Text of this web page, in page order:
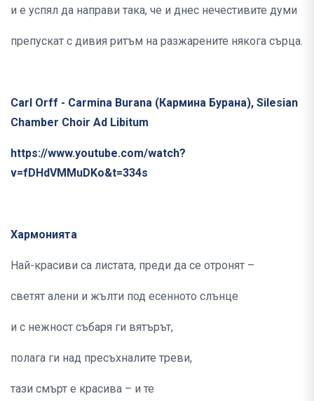
и е успял да направи така, че и днес нечестивите думи
препускат с дивия ритъм на разжарените някога сърца.
Carl Orff - Carmina Burana (Кармина Бурана), Silesian
Chamber Choir Ad Libitum
https://www.youtube.com/watch?
v=fDHdVMMuDKo&t=334s
Хармонията
Най-красиви са листата, преди да се отронят –
светят алени и жълти под есенното слънце
и с нежност събаря ги вятърът,
полага ги над пресъхналите треви,
тази смърт е красива – и те